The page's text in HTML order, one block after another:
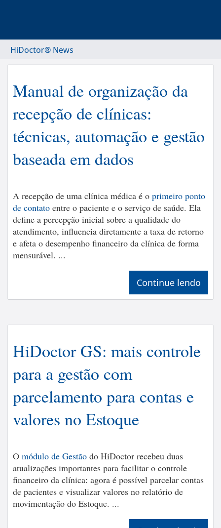
HiDoctor® News
Manual de organização da
recepção de clínicas:
técnicas, automação e gestão
baseada em dados
A recepção de uma clínica médica é o primeiro ponto
de contato entre o paciente e o serviço de saúde. Ela
define a percepção inicial sobre a qualidade do
atendimento, influencia diretamente a taxa de retorno
e afeta o desempenho financeiro da clínica de forma
mensurável. ...
Continue lendo
HiDoctor GS: mais controle
para a gestão com
parcelamento para contas e
valores no Estoque
O módulo de Gestão do HiDoctor recebeu duas
atualizações importantes para facilitar o controle
financeiro da clínica: agora é possível parcelar contas
de pacientes e visualizar valores no relatório de
movimentação do Estoque. ...